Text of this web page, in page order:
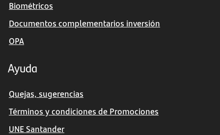
Biométricos
Documentos complementarios inversión
OPA
Ayuda
Quejas, sugerencias
Términos y condiciones de Promociones
UNE Santander